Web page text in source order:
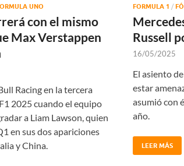
UNO
con el mismo
Max Verstappen
Racing en la tercera
2025 cuando el equipo
a Liam Lawson, quien
en sus dos apariciones
y China.
FORMULA 1 /
Russell
16/05/2025
El asiento
estar
asumió con
año.
LEER MÁS